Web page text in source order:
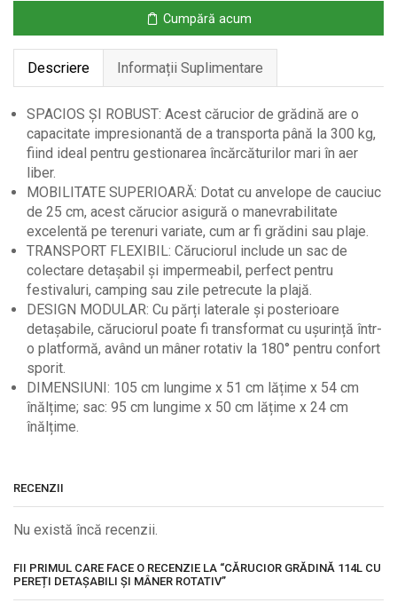
Detașabili
și
Mâner
Rotativ
Cumpără acum
Descriere Informații Suplimentare
SPACIOS ȘI ROBUST: Acest cărucior de grădină are o
capacitate impresionantă de a transporta până la 300 kg,
fiind ideal pentru gestionarea încărcăturilor mari în aer
liber.
MOBILITATE SUPERIOARĂ: Dotat cu anvelope de cauciuc
de 25 cm, acest cărucior asigură o manevrabilitate
excelentă pe terenuri variate, cum ar fi grădini sau plaje.
TRANSPORT FLEXIBIL: Căruciorul include un sac de
colectare detașabil și impermeabil, perfect pentru
festivaluri, camping sau zile petrecute la plajă.
DESIGN MODULAR: Cu părți laterale și posterioare
detașabile, căruciorul poate fi transformat cu ușurință într-
o platformă, având un mâner rotativ la 180° pentru confort
sporit.
DIMENSIUNI: 105 cm lungime x 51 cm lățime x 54 cm
înălțime; sac: 95 cm lungime x 50 cm lățime x 24 cm
înălțime.
RECENZII
Nu există încă recenzii.
FII PRIMUL CARE FACE O RECENZIE LA “CĂRUCIOR GRĂDINĂ 114L CU
PEREȚI DETAȘABILI ȘI MÂNER ROTATIV”